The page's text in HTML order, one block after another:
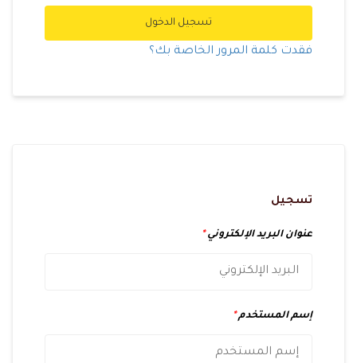
تسجيل الدخول
فقدت كلمة المرور الخاصة بك؟
تسجيل
عنوان البريد الإلكتروني*
إسم المستخدم*